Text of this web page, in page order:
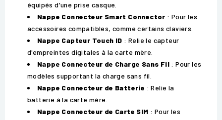
équipés d'une prise casque.
Nappe Connecteur Smart Connector : Pour les
accessoires compatibles, comme certains claviers.
Nappe Capteur Touch ID : Relie le capteur
d'empreintes digitales à la carte mère.
Nappe Connecteur de Charge Sans Fil : Pour les
modèles supportant la charge sans fil.
Nappe Connecteur de Batterie : Relie la
batterie à la carte mère.
Nappe Connecteur de Carte SIM : Pour les